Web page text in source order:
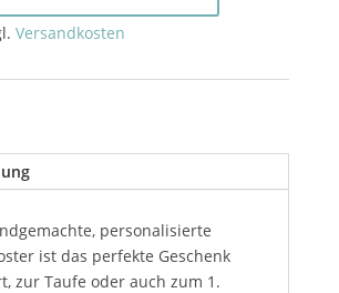
Versandkosten
personalisierte
ist das perfekte Geschenk
zur Taufe oder auch zum 1.